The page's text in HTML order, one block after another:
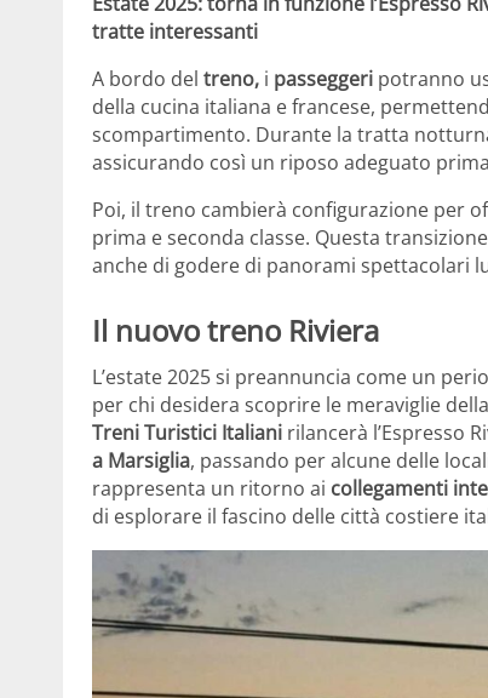
tratte interessanti
A bordo del treno, i passeggeri potranno
della cucina italiana e francese,
scompartimento. Durante la tratta
assicurando così un riposo adeguato
Poi, il treno cambierà configurazione per
prima e seconda classe. Questa
anche di godere di panorami spettacolari
Il nuovo treno Riviera
L’estate 2025 si preannuncia come un
per chi desidera scoprire le meraviglie della
Treni Turistici Italiani rilancerà l’Espresso
a Marsiglia, passando per alcune delle
rappresenta un ritorno ai collegamenti
di esplorare il fascino delle città costiere